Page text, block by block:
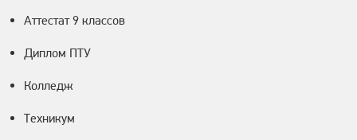
Аттестат 9 классов
Диплом ПТУ
Колледж
Техникум